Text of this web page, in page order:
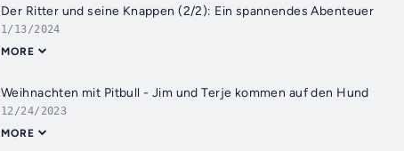
Der Ritter und seine Knappen (2/2): Ein spannendes Abenteuer
1/13/2024
MORE
Weihnachten mit Pitbull - Jim und Terje kommen auf den Hund
12/24/2023
MORE